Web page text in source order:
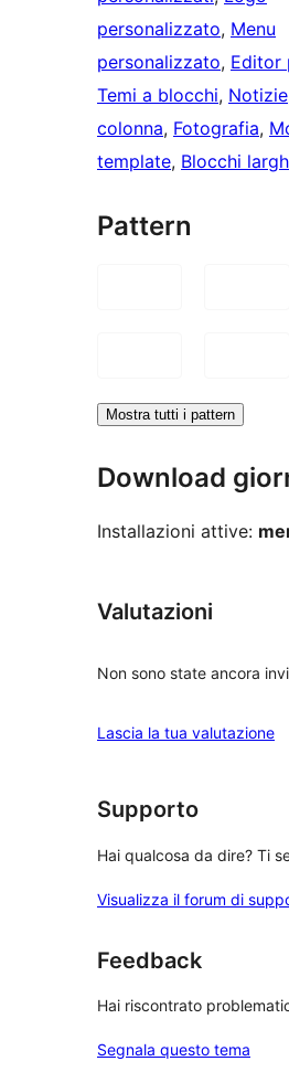
personalizzato, Menu
personalizzato, Editor
Temi a blocchi, Notizie
colonna, Fotografia,
template, Blocchi
Pattern
Mostra tutti i pattern
Download
Installazioni attive:
Valutazioni
Non sono state ancora
Lascia la tua valutazione
Supporto
Hai qualcosa da dire? Ti
Visualizza il forum di
Feedback
Hai riscontrato
Segnala questo tema